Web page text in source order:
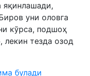
яқинлашади,
уни оловга
кўрса, подшоҳ
лекин тезда озод
булади